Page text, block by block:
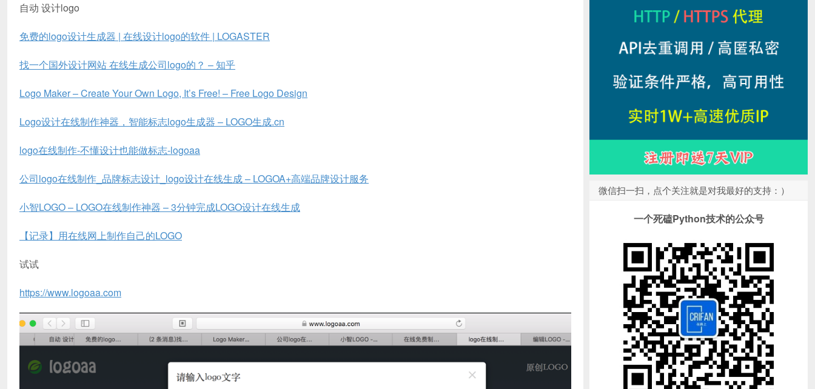
自动 设计logo
免费的logo设计生成器 | 在线设计logo的软件 | LOGASTER
找一个国外设计网站 在线生成公司logo的？ – 知乎
Logo Maker – Create Your Own Logo, It’s Free! – Free Logo Design
Logo设计在线制作神器，智能标志logo生成器 – LOGO生成.cn
logo在线制作-不懂设计也能做标志-logoaa
公司logo在线制作_品牌标志设计_logo设计在线生成 – LOGOA+高端品牌设计服务
小智LOGO – LOGO在线制作神器 – 3分钟完成LOGO设计在线生成
【记录】用在线网上制作自己的LOGO
试试
https://www.logoaa.com
微信扫一扫，点个关注就是对我最好的支持：）
一个死磕Python技术的公众号